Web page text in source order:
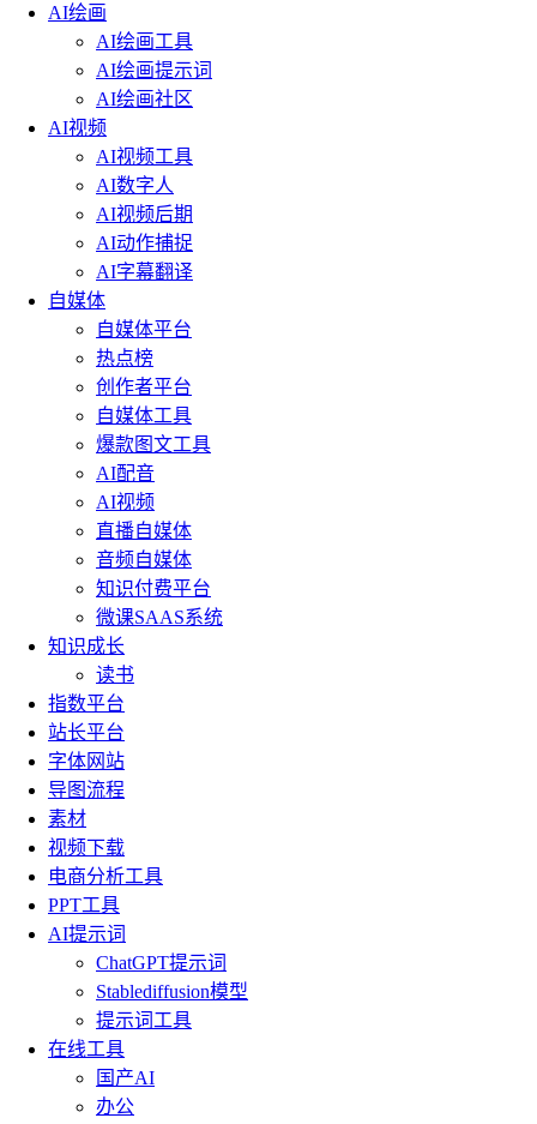
AI绘画
AI绘画工具
AI绘画提示词
AI绘画社区
AI视频
AI视频工具
AI数字人
AI视频后期
AI动作捕捉
AI字幕翻译
自媒体
自媒体平台
热点榜
创作者平台
自媒体工具
爆款图文工具
AI配音
AI视频
直播自媒体
音频自媒体
知识付费平台
微课SAAS系统
知识成长
读书
指数平台
站长平台
字体网站
导图流程
素材
视频下载
电商分析工具
PPT工具
AI提示词
ChatGPT提示词
Stablediffusion模型
提示词工具
在线工具
国产AI
办公